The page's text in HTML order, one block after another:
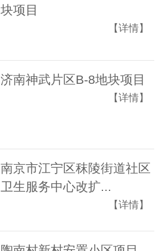
块项目
【详情】
济南神武片区B-8地块项目
【详情】
南京市江宁区秣陵街道社区
卫生服务中心改扩...
【详情】